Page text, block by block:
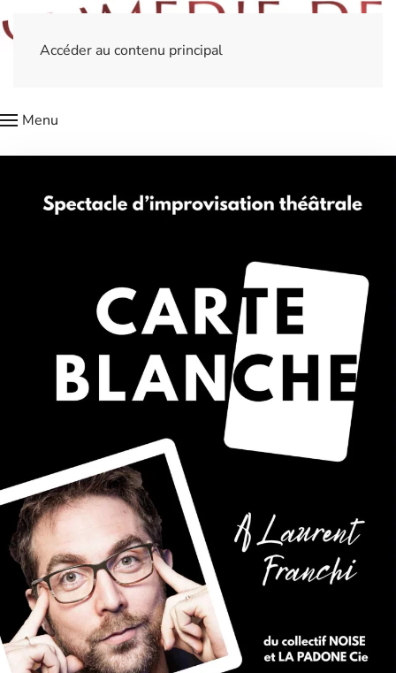
Accéder au contenu principal
Menu